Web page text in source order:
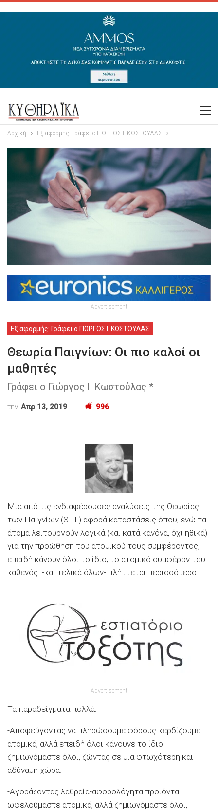
Αρχική Εξ αφορμής: Γράφει ο ΓΙΩΡΓΟΣ Ι. ΚΩΣΤΟΥΛΑΣ
Advertisement
Εξ αφορμής: Γράφει ο ΓΙΩΡΓΟΣ Ι. ΚΩΣΤΟΥΛΑΣ
Θεωρία Παιγνίων: Οι πιο καλοί οι
μαθητές
Γράφει ο Γιώργος Ι. Κωστούλας *
την Απρ 13, 2019 996
Μια από τις ενδιαφέρουσες αναλύσεις της Θεωρίας
των Παιγνίων (Θ.Π.) αφορά καταστάσεις όπου, ενώ τα
άτομα λειτουργούν λογικά (και κατά κανόνα, όχι ηθικά)
για την προώθηση του ατομικού τους συμφέροντος,
επειδή κάνουν όλοι το ίδιο, το ατομικό συμφέρον του
καθενός -και τελικά όλων- πλήττεται περισσότερο.
Advertisement
Τα παραδείγματα πολλά:
-Αποφεύγοντας να πληρώσουμε φόρους κερδίζουμε
ατομικά, αλλά επειδή όλοι κάνουνε το ίδιο
ζημιωνόμαστε όλοι, ζώντας σε μια φτωχότερη και
αδύναμη χώρα.
-Αγοράζοντας λαθραία-αφορολόγητα προϊόντα
ωφελούμαστε ατομικά, αλλά ζημιωνόμαστε όλοι,